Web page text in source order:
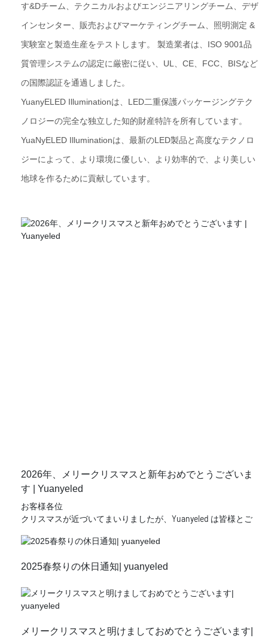
す&Dチーム、テクニカルおよびエンジニアリングチーム、デザ
インセンター、販売およびマーケティングチーム、照明測定 &
実験室と製造生産をテストします。 製造業者は、ISO 9001品
質管理システムの認定に厳密に従い、UL、CE、FCC、BISなど
の国際認証を通過しました。
YuanyELED Illuminationは、LED二重保護パッケージングテク
ノロジーの完全な独立した知的財産特許を所有しています。
YuaNyELED Illuminationは、最新のLED製品と高度なテクノロ
ジーによって、より環境に優しい、より効率的で、より美しい
地球を作るために貢献しています。
2026年、メリークリスマスと新年おめでとうございま
す | Yuanyeled
お客様各位
クリスマスが近づいてまいりましたが、Yuanyeled は皆様とご
りある新年となりますようお祈り申し上げます。
にいる人々の喜びで満たされますように、そしてクリスマスの
Yuanyeledの使命は、お客様に最高の製品と優れたサービスを提
供することです。来年が私たち双方にとって豊穣の年となりま
ましたら、お気軽にお問い合わせください。心より感謝申し上
2025春祭りの休日通知| yuanyeled
メリークリスマスと明けましておめでとうございます|